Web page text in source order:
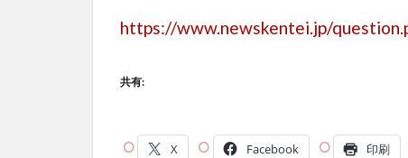
https://www.newskentei.jp/
共有:
X Facebook 印刷